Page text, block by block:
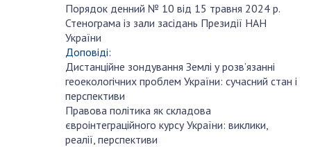
Порядок денний № 10 від 15 травня 2024 р.
Стенограма із зали засідань Президії НАН
України
Доповіді:
Дистанційне зондування Землі у розв’язанні
геоекологічних проблем України: сучасний стан і
перспективи
Правова політика як складова
євроінтеграційного курсу України: виклики,
реалії, перспективи